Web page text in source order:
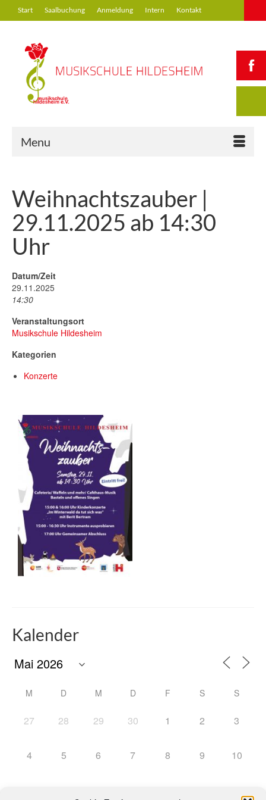
Start Saalbuchung Anmeldung Intern Kontakt
Menu
Weihnachtszauber |
29.11.2025 ab 14:30
Uhr
Datum/Zeit
29.11.2025
14:30
Veranstaltungsort
Musikschule Hildesheim
Kategorien
Konzerte
Kalender
M D M D F S S
27 28 29 30 1 2 3
4 5 6 7 8 9 10